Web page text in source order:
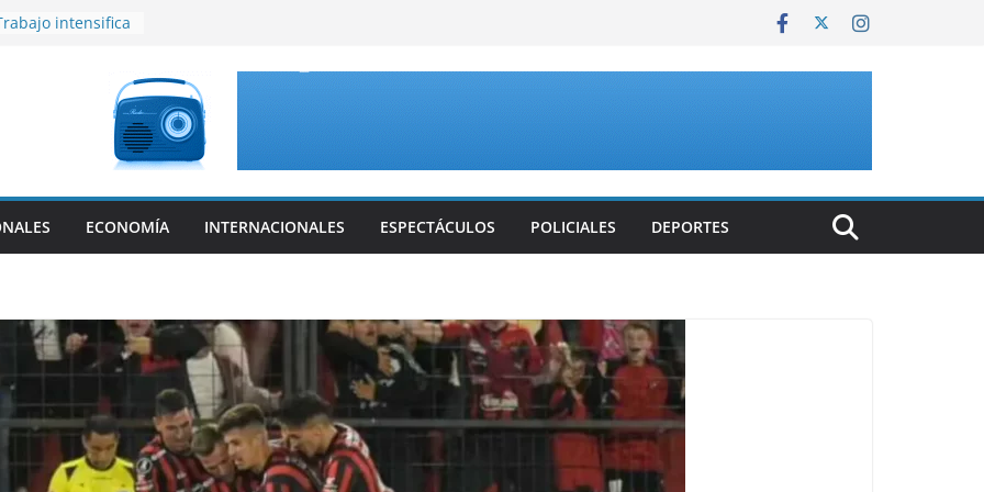
intensifica
Estudiantes y
triunfo en el
se sacaron
ECONOMÍA INTERNACIONALES ESPECTÁCULOS POLICIALES DEPORTES